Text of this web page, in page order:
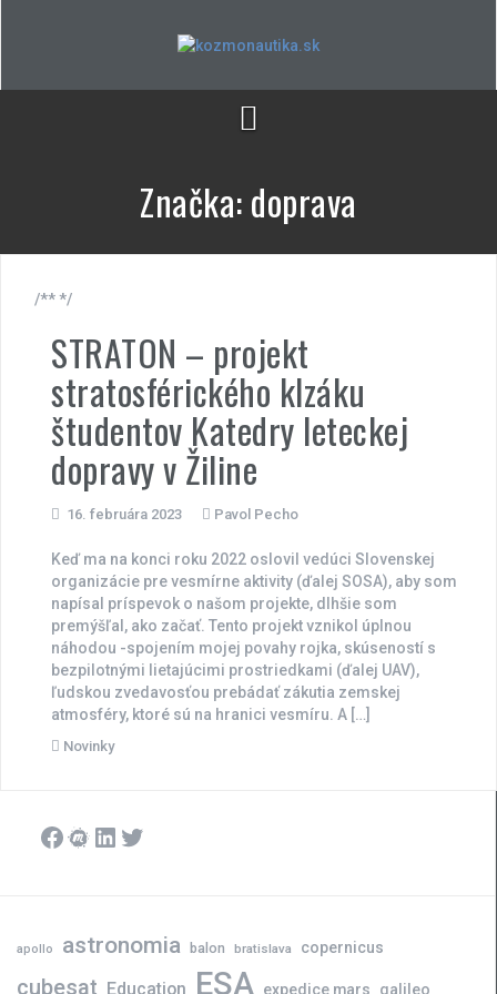
Značka:doprava
/** */
STRATON – projekt
stratosférického klzáku
študentov Katedry leteckej
dopravy v Žiline
16. februára 2023 Pavol Pecho
Keď ma na konci roku 2022 oslovil vedúci Slovenskej
organizácie pre vesmírne aktivity (ďalej SOSA), aby som
napísal príspevok o našom projekte, dlhšie som
premýšľal, ako začať. Tento projekt vznikol úplnou
náhodou -spojením mojej povahy rojka, skúseností s
bezpilotnými lietajúcimi prostriedkami (ďalej UAV),
ľudskou zvedavosťou prebádať zákutia zemskej
atmosféry, ktoré sú na hranici vesmíru. A […]
Novinky
Facebook
Meetup
LinkedIn
Twitter
apollo astronomia balon bratislava copernicus
cubesat Education ESA expedice mars galileo